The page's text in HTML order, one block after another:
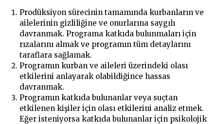
Prodüksiyon sürecinin tamamında kurbanların ve
ailelerinin gizliliğine ve onurlarına saygılı
davranmak. Programa katkıda bulunmaları için
rızalarını almak ve programın tüm detaylarını
taraflara sağlamak.
Programın kurban ve aileleri üzerindeki olası
etkilerini anlayarak olabildiğince hassas
davranmak.
Programın katkıda bulunanlar veya suçtan
etkilenen kişiler için olası etkilerini analiz etmek.
Eğer isteniyorsa katkıda bulunanlar için psikolojik